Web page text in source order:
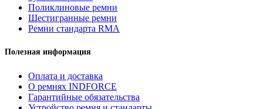
Поликлиновые ремни
Шестигранные ремни
Ремни стандарта RMA
Полезная информация
Оплата и доставка
О ремнях INDFORCE
Гарантийные обязательства